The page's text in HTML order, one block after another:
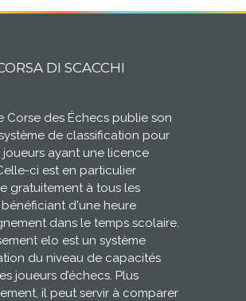
DI SCACCHI
Corse des Échecs publie son
de classification pour
joueurs ayant une licence
ci est en particulier
gratuitement à tous les
d'une heure
dans le temps scolaire.
elo est un système
du niveau de capacités
joueurs d’échecs. Plus
il peut servir à comparer